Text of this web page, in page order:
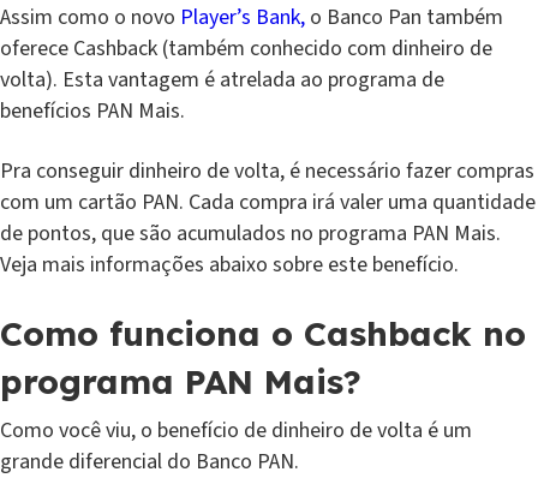
Assim como o novo Player’s Bank, o Banco Pan também
oferece Cashback (também conhecido com dinheiro de
volta). Esta vantagem é atrelada ao programa de
benefícios PAN Mais.
Pra conseguir dinheiro de volta, é necessário fazer compras
com um cartão PAN. Cada compra irá valer uma quantidade
de pontos, que são acumulados no programa PAN Mais.
Veja mais informações abaixo sobre este benefício.
Como funciona o Cashback no
programa PAN Mais?
Como você viu, o benefício de dinheiro de volta é um
grande diferencial do Banco PAN.